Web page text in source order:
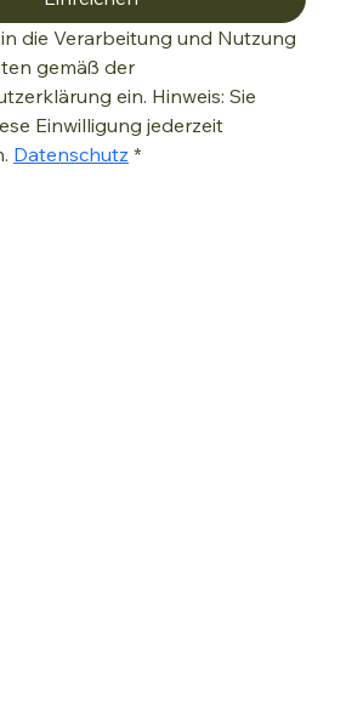
die Verarbeitung und Nutzung
gemäß der
ein. Hinweis: Sie
Einwilligung jederzeit
Datenschutz *